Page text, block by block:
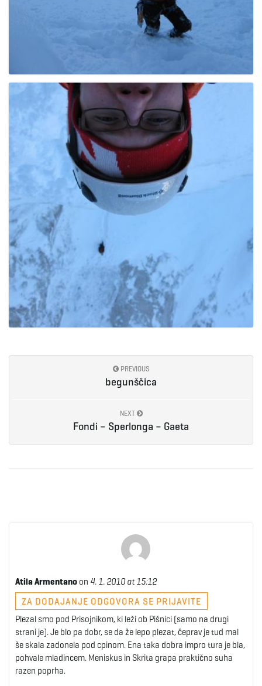
PREVIOUS
begunščica
NEXT
Fondi – Sperlonga – Gaeta
Atila Armentano on 4. 1. 2010 at 15:12
ZA DODAJANJE ODGOVORA SE PRIJAVITE
Plezal smo pod Prisojnikom, ki leži ob Pišnici (samo na drugi
strani je). Je blo pa dobr, se da že lepo plezat, čeprav je tud mal
še skala zadonela pod cpinom. Ena taka dobra impro tura je bla,
pohvale mladincem. Meniskus in Skrita grapa praktično suha
razen poprha.